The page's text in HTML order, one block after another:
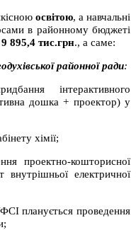
освітою, а навчальні
в районному бюджеті
9 895,4 тис.грн., а саме:
районної ради:
інтерактивного
дошка + проектор) у
хімії;
проектно-кошторисної
внутрішньої електричної
планується проведення